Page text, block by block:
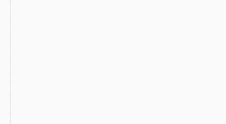
[
Une approche optimisée pour
maximiser la conversion en
contrats santé senior
Pas de simples formulaires : uniquement des profils
santé senior à forte intention de souscription. Nous
éliminons les “touristes” pour ne garder que des
assurés seniors prêts à changer d’assurance santé.